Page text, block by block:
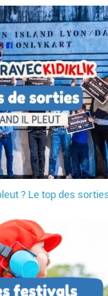
? Le top des